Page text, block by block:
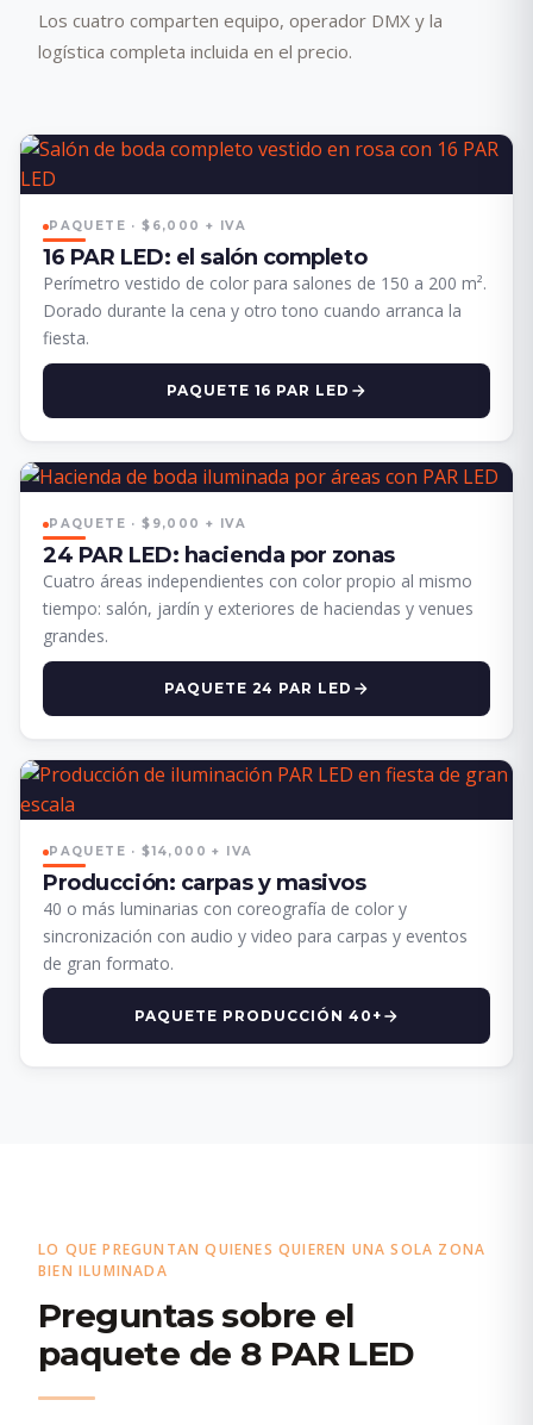
Los cuatro comparten equipo, operador DMX y la
logística completa incluida en el precio.
PAQUETE · $6,000 + IVA
16 PAR LED: el salón completo
Perímetro vestido de color para salones de 150 a 200 m².
Dorado durante la cena y otro tono cuando arranca la
fiesta.
PAQUETE 16 PAR LED
PAQUETE · $9,000 + IVA
24 PAR LED: hacienda por zonas
Cuatro áreas independientes con color propio al mismo
tiempo: salón, jardín y exteriores de haciendas y venues
grandes.
PAQUETE 24 PAR LED
PAQUETE · $14,000 + IVA
Producción: carpas y masivos
40 o más luminarias con coreografía de color y
sincronización con audio y video para carpas y eventos
de gran formato.
PAQUETE PRODUCCIÓN 40+
LO QUE PREGUNTAN QUIENES QUIEREN UNA SOLA ZONA
BIEN ILUMINADA
Preguntas sobre el
paquete de 8 PAR LED